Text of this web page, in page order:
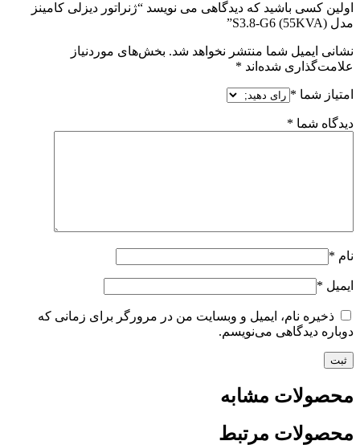
اولین کسی باشید که دیدگاهی می نویسد “ژنراتور دیزلی کامینز
مدل S3.8-G6 (55KVA)”
نشانی ایمیل شما منتشر نخواهد شد. بخش‌های موردنیاز
علامت‌گذاری شده‌اند *
امتیاز شما *
دیدگاه شما *
نام *
ایمیل *
ذخیره نام، ایمیل و وبسایت من در مرورگر برای زمانی که
دوباره دیدگاهی می‌نویسم.
محصولات مشابه
محصولات مرتبط